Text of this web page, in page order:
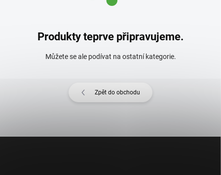
Produkty teprve připravujeme.
Můžete se ale podívat na ostatní kategorie.
Zpět do obchodu